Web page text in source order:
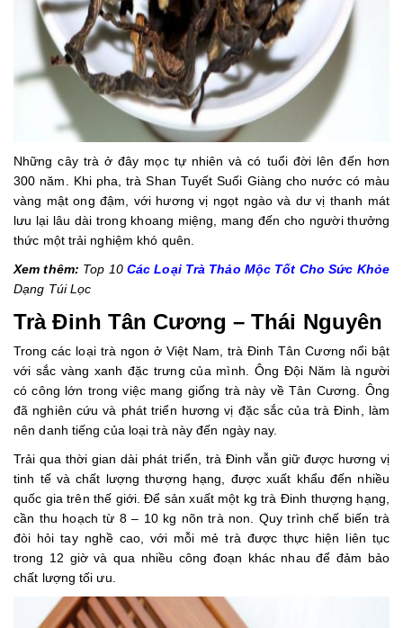
Những cây trà ở đây mọc tự nhiên và có tuổi đời lên đến hơn
300 năm. Khi pha, trà Shan Tuyết Suối Giàng cho nước có màu
vàng mật ong đậm, với hương vị ngọt ngào và dư vị thanh mát
lưu lại lâu dài trong khoang miệng, mang đến cho người thưởng
thức một trải nghiệm khó quên.
Xem thêm: Top 10 Các Loại Trà Thảo Mộc Tốt Cho Sức Khỏe
Dạng Túi Lọc
Trà Đinh Tân Cương – Thái Nguyên
Trong các loại trà ngon ở Việt Nam, trà Đinh Tân Cương nổi bật
với sắc vàng xanh đặc trưng của mình. Ông Đội Năm là người
có công lớn trong việc mang giống trà này về Tân Cương. Ông
đã nghiên cứu và phát triển hương vị đặc sắc của trà Đinh, làm
nên danh tiếng của loại trà này đến ngày nay.
Trải qua thời gian dài phát triển, trà Đinh vẫn giữ được hương vị
tinh tế và chất lượng thượng hạng, được xuất khẩu đến nhiều
quốc gia trên thế giới. Để sản xuất một kg trà Đinh thượng hạng,
cần thu hoạch từ 8 – 10 kg nõn trà non. Quy trình chế biến trà
đòi hỏi tay nghề cao, với mỗi mẻ trà được thực hiện liên tục
trong 12 giờ và qua nhiều công đoạn khác nhau để đảm bảo
chất lượng tối ưu.